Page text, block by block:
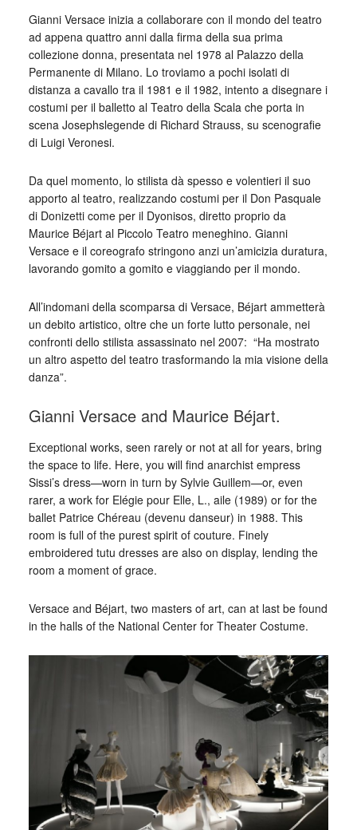
Gianni Versace inizia a collaborare con il mondo del teatro
ad appena quattro anni dalla firma della sua prima
collezione donna, presentata nel 1978 al Palazzo della
Permanente di Milano. Lo troviamo a pochi isolati di
distanza a cavallo tra il 1981 e il 1982, intento a disegnare i
costumi per il balletto al Teatro della Scala che porta in
scena Josephslegende di Richard Strauss, su scenografie
di Luigi Veronesi.
Da quel momento, lo stilista dà spesso e volentieri il suo
apporto al teatro, realizzando costumi per il Don Pasquale
di Donizetti come per il Dyonisos, diretto proprio da
Maurice Béjart al Piccolo Teatro meneghino. Gianni
Versace e il coreografo stringono anzi un’amicizia duratura,
lavorando gomito a gomito e viaggiando per il mondo.
All’indomani della scomparsa di Versace, Béjart ammetterà
un debito artistico, oltre che un forte lutto personale, nei
confronti dello stilista assassinato nel 2007: “Ha mostrato
un altro aspetto del teatro trasformando la mia visione della
danza”.
Gianni Versace and Maurice Béjart.
Exceptional works, seen rarely or not at all for years, bring
the space to life. Here, you will find anarchist empress
Sissi’s dress—worn in turn by Sylvie Guillem—or, even
rarer, a work for Elégie pour Elle, L., aile (1989) or for the
ballet Patrice Chéreau (devenu danseur) in 1988. This
room is full of the purest spirit of couture. Finely
embroidered tutu dresses are also on display, lending the
room a moment of grace.
Versace and Béjart, two masters of art, can at last be found
in the halls of the National Center for Theater Costume.